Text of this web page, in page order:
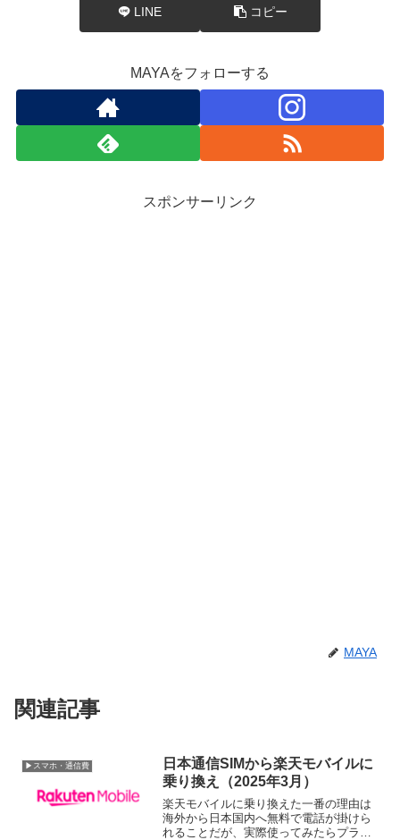
LINE コピー
MAYAをフォローする
スポンサーリンク
MAYA
関連記事
▶スマホ・通信費
日本通信SIMから楽天モバイルに
乗り換え（2025年3月）
楽天モバイルに乗り換えた一番の理由は
海外から日本国内へ無料で電話が掛けら
れることだが、実際使ってみたらプラチ